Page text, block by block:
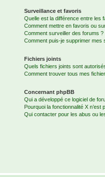
Surveillance et favoris
Quelle est la différence entre les
Comment mettre en favoris ou
Comment surveiller des forums ?
Comment puis-je supprimer mes
Fichiers joints
Quels fichiers joints sont
Comment trouver tous mes
Concernant phpBB
Qui a développé ce logiciel de
Pourquoi la fonctionnalité X n’est
Qui contacter pour les abus ou